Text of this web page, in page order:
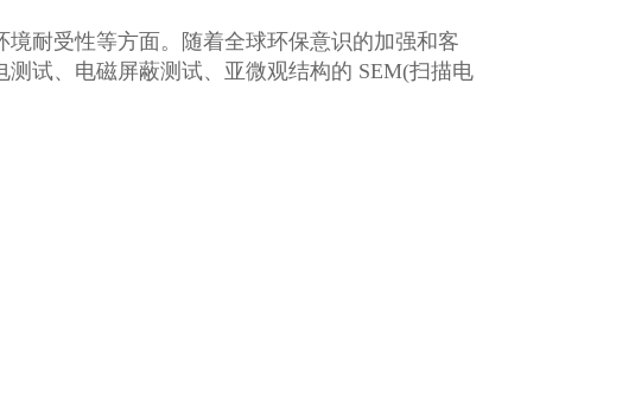
耐受性等方面。随着全球环保意识的加强和客
试、电磁屏蔽测试、亚微观结构的 SEM(扫描电